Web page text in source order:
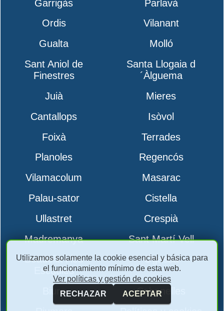
Garrigàs
Parlavà
Ordis
Vilanant
Gualta
Molló
Sant Aniol de
Finestres
Santa Llogaia d
´Àlguema
Juià
Mieres
Cantallops
Isòvol
Foixà
Terrades
Planoles
Regencós
Vilamacolum
Masarac
Palau-sator
Cistella
Ullastret
Crespià
Madremanya
Sant Martí Vell
Boadella i les
Escaules
Ogassa
Biure
Cabanelles
Utilizamos solamente la cookie esencial y básica para
el funcionamiento mínimo de esta web.
Ver políticas y gestión de cookies
RECHAZAR
ACEPTAR